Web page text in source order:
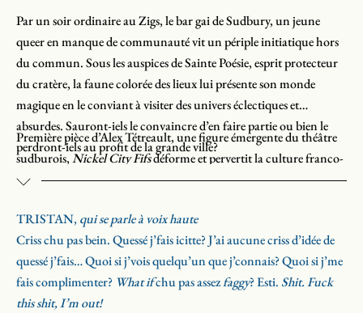
Par un soir ordinaire au Zigs, le bar gai de Sudbury, un jeune
queer en manque de communauté vit un périple initiatique hors
du commun. Sous les auspices de Sainte Poésie, esprit protecteur
du cratère, la faune colorée des lieux lui présente son monde
magique en le conviant à visiter des univers éclectiques et
absurdes. Sauront-iels le convaincre d’en faire partie ou bien le
perdront-iels au profit de la grande ville?
Première pièce d’Alex Tétreault, une figure émergente du théâtre
sudburois,Nickel City Fifsdéforme et pervertit la culture franco-
ontarienne pour la queerifier, pour réimaginer son histoire. Dans
revendicatrice, où la chanson à répondre rencontre l’art du drag,
où l’odeur de la tarte au sucre se mêle à celle du cuir, et où Dalpé
côtoie Etheridge, son épopée sudburoise est une lettre d’amour
aux communautés queer et francophone de la région.
TRISTAN, qui se parle à voix haute
Criss chu pas bein. Quessé j’fais icitte? J’ai aucune criss d’idée de
quessé j’fais… Quoi si j’vois quelqu’un que j’connais? Quoi si j’me
fais complimenter? What ifchu pas assezfaggy? Esti. Shit. Fuck
this shit, I’m out!